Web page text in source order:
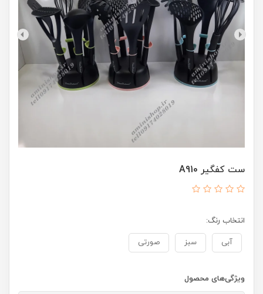
ست کفگیر A910
انتخاب رنگ:
آبی سبز صورتی
ویژگی‌های محصول